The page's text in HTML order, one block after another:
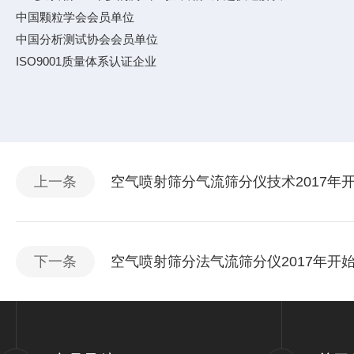
中国颗粒学会会员单位
中国分析测试协会会员单位
ISO9001质量体系认证企业
上一条 空气喷射筛分气流筛分仪技术2017年
下一条 空气喷射筛分法气流筛分仪2017年开